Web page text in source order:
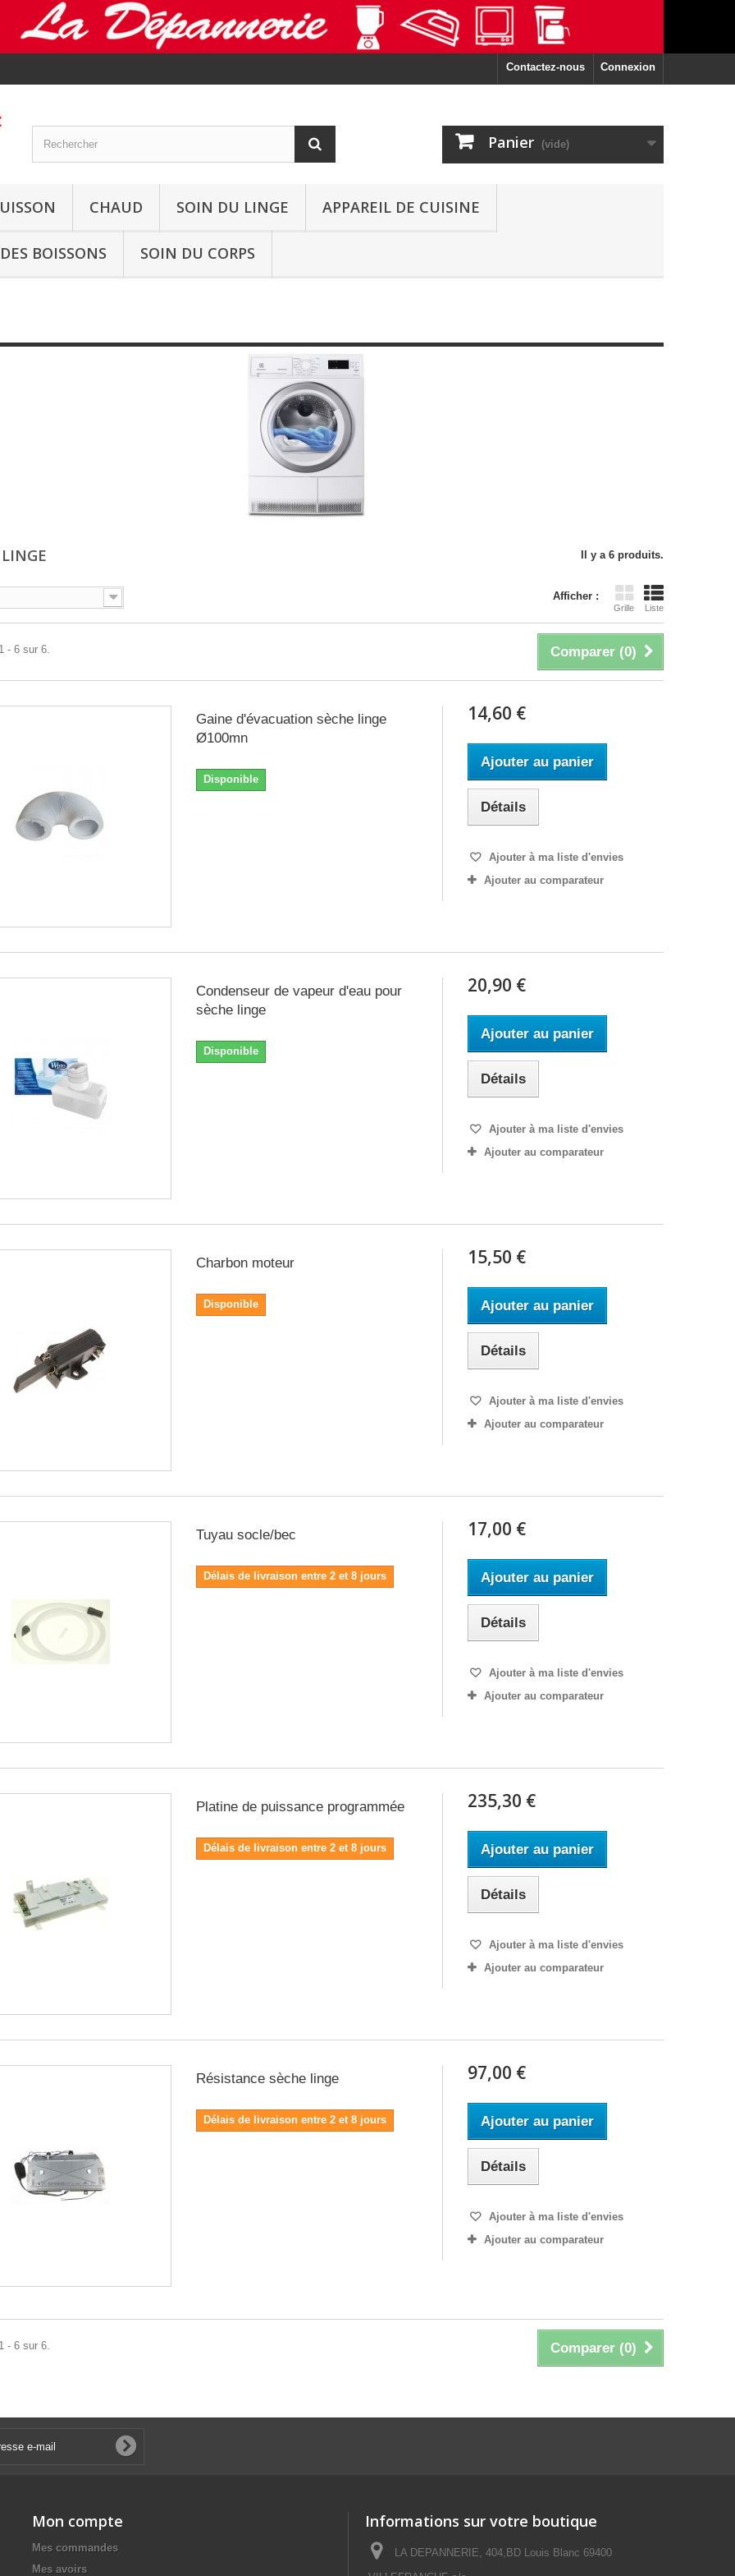
Connexion
Contactez-nous
Panier (vide)
CHAUD SOIN DU LINGE APPAREIL DE CUISINE
BOISSONS SOIN DU CORPS
Il y a 6 produits.
Afficher :
Grille Liste
Comparer (0)
- 6 sur 6.
Gaine d'évacuation sèche linge
Ø100mn
Disponible
14,60 €
Ajouter au panier
Détails
Ajouter à ma liste d'envies
Ajouter au comparateur
Condenseur de vapeur d'eau pour
sèche linge
Disponible
20,90 €
Ajouter au panier
Détails
Ajouter à ma liste d'envies
Ajouter au comparateur
Charbon moteur
Disponible
15,50 €
Ajouter au panier
Détails
Ajouter à ma liste d'envies
Ajouter au comparateur
Tuyau socle/bec
Délais de livraison entre 2 et 8 jours
17,00 €
Ajouter au panier
Détails
Ajouter à ma liste d'envies
Ajouter au comparateur
Platine de puissance programmée
Délais de livraison entre 2 et 8 jours
235,30 €
Ajouter au panier
Détails
Ajouter à ma liste d'envies
Ajouter au comparateur
Résistance sèche linge
Délais de livraison entre 2 et 8 jours
97,00 €
Ajouter au panier
Détails
Ajouter à ma liste d'envies
Ajouter au comparateur
Comparer (0)
- 6 sur 6.
Mon compte
Mes commandes
Mes avoirs
Informations sur votre boutique
LA DEPANNERIE, 404,BD Louis Blanc 69400